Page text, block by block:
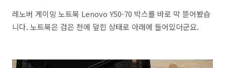
레노버 게이밍 노트북 Lenovo Y50-70 박스를 바로 막 뜯어봤습
니다. 노트북은 검은 천에 덮힌 상태로 아래에 들어있더군요.